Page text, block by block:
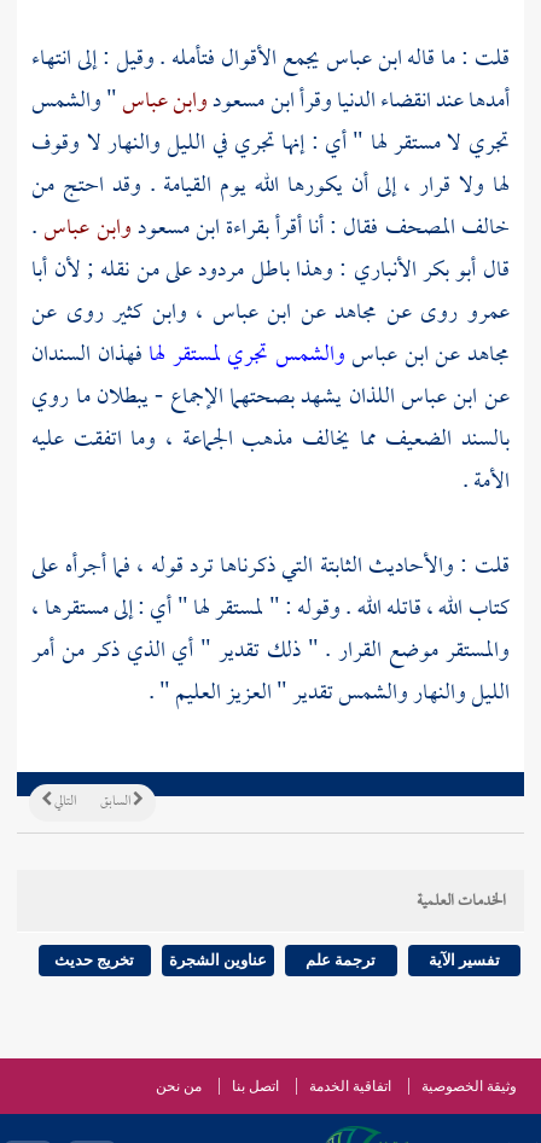
قلت : ما قالهابن عباسيجمع الأقوال فتأمله . وقيل : إلى انتهاء
أمدها عند انقضاء الدنيا وقرأابن مسعودوابن عباس" والشمس
تجري لا مستقر لها " أي : إنها تجري في الليل والنهار لا وقوف
لها ولا قرار ، إلى أن يكورها الله يوم القيامة . وقد احتج من
خالف المصحف فقال : أنا أقرأ بقراءةابن مسعودوابن عباس.
قالأبو بكر الأنباري : وهذا باطل مردود على من نقله ; لأنأبا
عمرو روى عن مجاهدعن ابن عباس ، وابن كثيرروى عن
مجاهدعنابن عباسوالشمس تجري لمستقر لهافهذان السندان
عنابن عباساللذان يشهد بصحتهما الإجماع - يبطلان ما روي
بالسند الضعيف مما يخالف مذهب الجماعة ، وما اتفقت عليه
الأمة .
قلت : والأحاديث الثابتة التي ذكرناها ترد قوله ، فما أجرأه على
كتاب الله ، قاتله الله . وقوله : " لمستقر لها " أي : إلى مستقرها ،
والمستقر موضع القرار . " ذلك تقدير " أي الذي ذكر من أمر
الليل والنهار والشمس تقدير " العزيز العليم " .
التالي السابق
الخدمات العلمية
تفسير الآية ترجمة علم عناوين الشجرة تخريج حديث
وثيقة الخصوصية اتفاقية الخدمة اتصل بنا من نحن